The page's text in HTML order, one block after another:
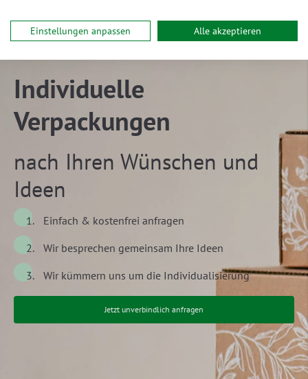
Individuelle
Verpackungen
nach Ihren Wünschen und
Ideen
Einfach & kostenfrei anfragen
Wir besprechen gemeinsam Ihre Ideen
Wir kümmern uns um die Individualisierung
Jetzt unverbindlich anfragen
Einstellungen anpassen Alle akzeptieren